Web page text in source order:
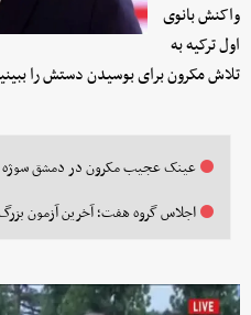
واکنش بانوی
اول ترکیه به
تلاش مکرون برای بوسیدن دستش را
عینک عجیب مکرون در دمشق
اجلاس گروه هفت؛ آخرین آزمون